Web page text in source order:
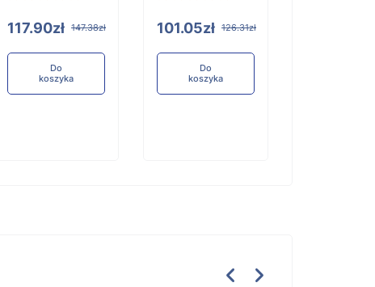
117.90zł 147.38zł
Do
koszyka
101.05zł 126.31zł
Do
koszyka